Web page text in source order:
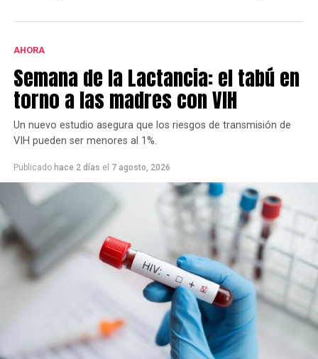
cantidad de firmas.
Este grupo ya se había opuesto al proyecto bajo la
gestión de Héctor Gay y ahora de Federico Susbielles.
El principal fundamento es que rechazan la extracción
de árboles, pero también aseguran que las
modificaciones van a borrar la historia.
Cabe recordar que la refuncionalización del Mercado
Municipal incluye modificaciones en la plaza, a fin de
AHORA
Semana de la Lactancia: el tabú en
torno a las madres con VIH
Un nuevo estudio asegura que los riesgos de transmisión de
VIH pueden ser menores al 1%.
Publicado hace 2 días el 7 agosto, 2026